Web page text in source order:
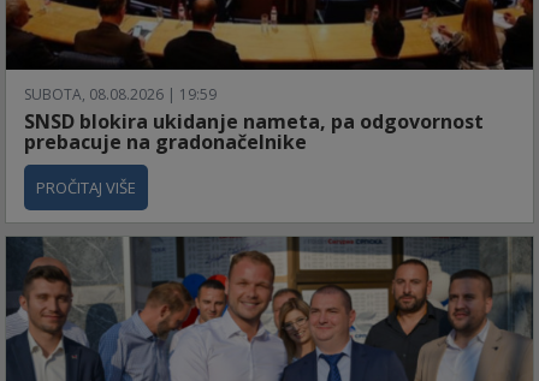
SUBOTA, 08.08.2026 | 19:59
SNSD blokira ukidanje nameta, pa odgovornost
prebacuje na gradonačelnike
PROČITAJ VIŠE